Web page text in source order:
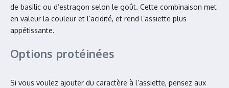
de basilic ou d’estragon selon le goût. Cette combinaison met
en valeur la couleur et l’acidité, et rend l’assiette plus
appétissante.
Options protéinées
Si vous voulez ajouter du caractère à l’assiette, pensez aux